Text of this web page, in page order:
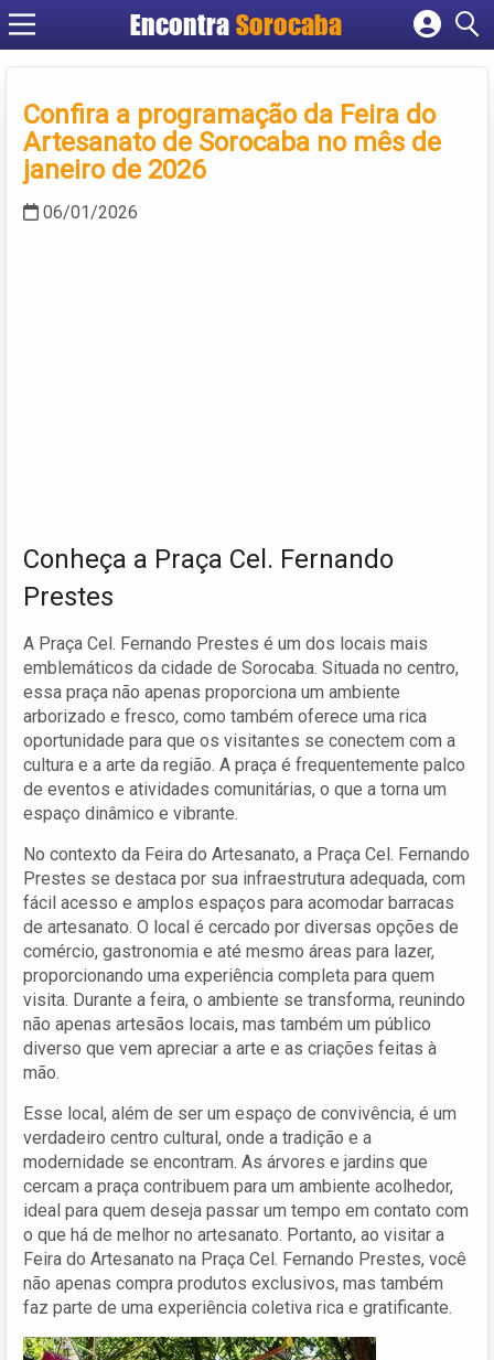
EncontraSorocaba
Cadastrar empresa
Criar conta
Confira a programação da Feira do
Artesanato de Sorocaba no mês de
janeiro de 2026
06/01/2026
Conheça a Praça Cel. Fernando
Prestes
A Praça Cel. Fernando Prestes é um dos locais mais
emblemáticos da cidade de Sorocaba. Situada no centro,
essa praça não apenas proporciona um ambiente
arborizado e fresco, como também oferece uma rica
oportunidade para que os visitantes se conectem com a
cultura e a arte da região. A praça é frequentemente palco
de eventos e atividades comunitárias, o que a torna um
espaço dinâmico e vibrante.
No contexto da Feira do Artesanato, a Praça Cel. Fernando
Prestes se destaca por sua infraestrutura adequada, com
fácil acesso e amplos espaços para acomodar barracas
de artesanato. O local é cercado por diversas opções de
comércio, gastronomia e até mesmo áreas para lazer,
proporcionando uma experiência completa para quem
visita. Durante a feira, o ambiente se transforma, reunindo
não apenas artesãos locais, mas também um público
diverso que vem apreciar a arte e as criações feitas à
mão.
Esse local, além de ser um espaço de convivência, é um
verdadeiro centro cultural, onde a tradição e a
modernidade se encontram. As árvores e jardins que
cercam a praça contribuem para um ambiente acolhedor,
ideal para quem deseja passar um tempo em contato com
o que há de melhor no artesanato. Portanto, ao visitar a
Feira do Artesanato na Praça Cel. Fernando Prestes, você
não apenas compra produtos exclusivos, mas também
faz parte de uma experiência coletiva rica e gratificante.